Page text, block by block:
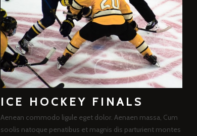
ICE HOCKEY FINALS
Aenean commodo ligule eget dolor. Aenaen massa, Cum
soolis natoque penatibus et magnis dis parturient montes